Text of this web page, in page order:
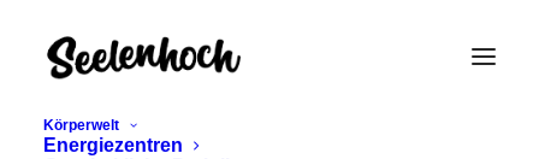
Körperwelt
Energiezentren